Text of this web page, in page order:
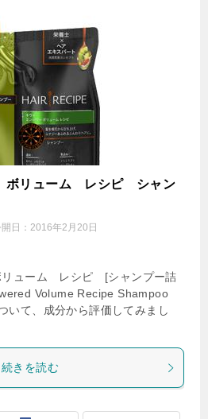
リューム レシピ シャン
日： 2016年2月20日
ューム レシピ [シャンプー詰
Volume Recipe Shampoo
いて、成分から評価してみまし
続きを読む